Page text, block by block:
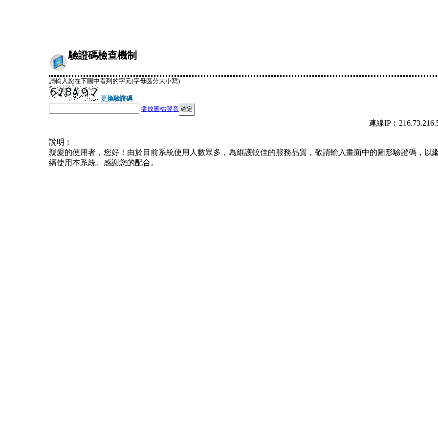
驗證碼檢查機制
請輸入您在下圖中看到的字元(字母區分大小寫)
更換驗證碼
播放圖檔聲音
連線
說明︰
親愛的使用者，您好！由於目前系統使用人數眾多，為維護較佳的服務品質，敬請輸入畫面中的圖形驗證碼，以
續使用本系統。感謝您的配合。